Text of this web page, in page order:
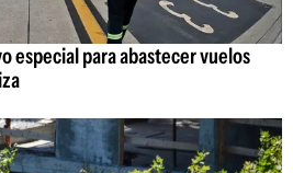
especial para abastecer vuelos